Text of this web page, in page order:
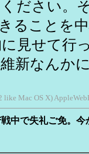
ださい。
ることを
見せて行
新なんか
Mac OS X)
中で失礼ご免。今